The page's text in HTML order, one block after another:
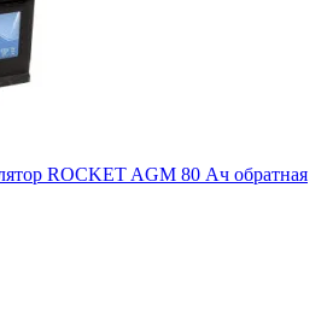
ROCKET AGM 80 Ач обратная